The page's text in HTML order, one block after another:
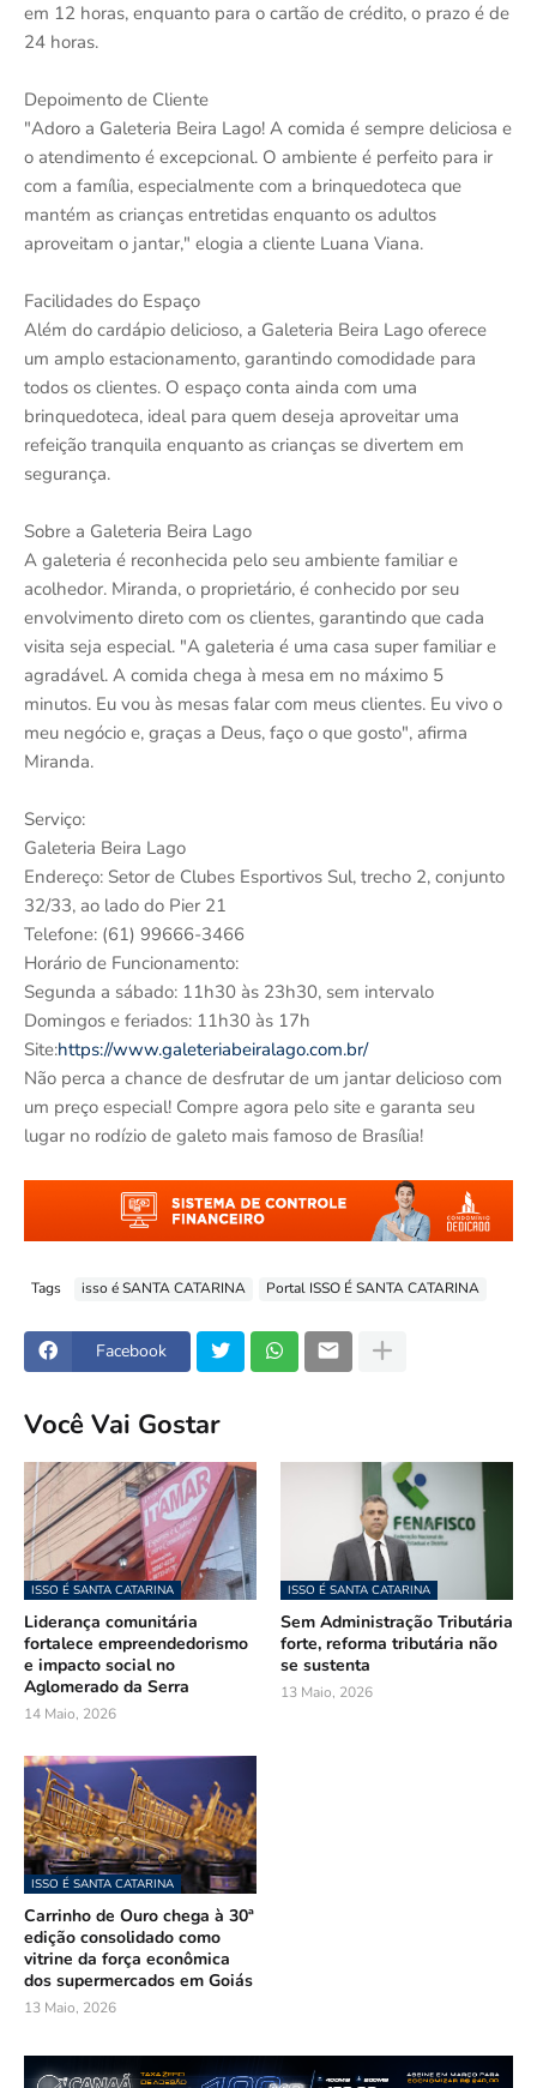
em 12 horas, enquanto para o cartão de crédito, o prazo é de
24 horas.
Depoimento de Cliente
"Adoro a Galeteria Beira Lago! A comida é sempre deliciosa e
o atendimento é excepcional. O ambiente é perfeito para ir
com a família, especialmente com a brinquedoteca que
mantém as crianças entretidas enquanto os adultos
aproveitam o jantar," elogia a cliente Luana Viana.
Facilidades do Espaço
Além do cardápio delicioso, a Galeteria Beira Lago oferece
um amplo estacionamento, garantindo comodidade para
todos os clientes. O espaço conta ainda com uma
brinquedoteca, ideal para quem deseja aproveitar uma
refeição tranquila enquanto as crianças se divertem em
segurança.
Sobre a Galeteria Beira Lago
A galeteria é reconhecida pelo seu ambiente familiar e
acolhedor. Miranda, o proprietário, é conhecido por seu
envolvimento direto com os clientes, garantindo que cada
visita seja especial. "A galeteria é uma casa super familiar e
agradável. A comida chega à mesa em no máximo 5
minutos. Eu vou às mesas falar com meus clientes. Eu vivo o
meu negócio e, graças a Deus, faço o que gosto", afirma
Miranda.
Serviço:
Galeteria Beira Lago
Endereço: Setor de Clubes Esportivos Sul, trecho 2, conjunto
32/33, ao lado do Pier 21
Telefone: (61) 99666-3466
Horário de Funcionamento:
Segunda a sábado: 11h30 às 23h30, sem intervalo
Domingos e feriados: 11h30 às 17h
Site:https://www.galeteriabeiralago.com.br/
Não perca a chance de desfrutar de um jantar delicioso com
um preço especial! Compre agora pelo site e garanta seu
lugar no rodízio de galeto mais famoso de Brasília!
Tags isso é SANTA CATARINA Portal ISSO É SANTA CATARINA
Facebook
Você Vai Gostar
ISSO É SANTA CATARINA
Liderança comunitária
fortalece empreendedorismo
e impacto social no
Aglomerado da Serra
14 Maio, 2026
ISSO É SANTA CATARINA
Sem Administração Tributária
forte, reforma tributária não
se sustenta
13 Maio, 2026
ISSO É SANTA CATARINA
Carrinho de Ouro chega à 30ª
edição consolidado como
vitrine da força econômica
dos supermercados em Goiás
13 Maio, 2026